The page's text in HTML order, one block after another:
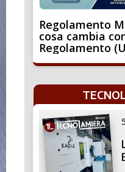
Regolamento
cosa cambia
Regolamento